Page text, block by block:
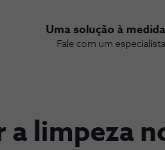
Uma solução à medida
Fale com um especialista
a limpeza